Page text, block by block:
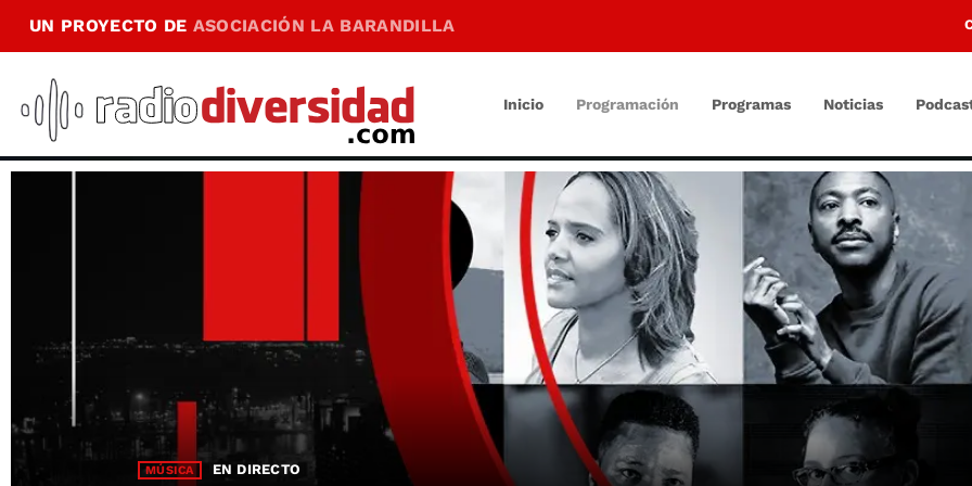
UN PROYECTO DE ASOCIACIÓN LA BARANDILLA
Inicio Programación Programas Noticias
MÚSICA EN DIRECTO